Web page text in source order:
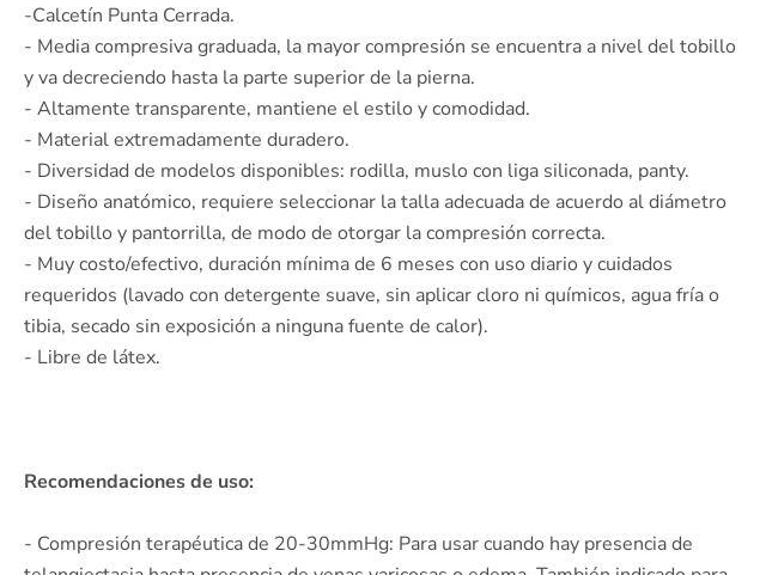
-Calcetín Punta Cerrada.
- Media compresiva graduada, la mayor compresión se encuentra a nivel del tobillo
y va decreciendo hasta la parte superior de la pierna.
- Altamente transparente, mantiene el estilo y comodidad.
- Material extremadamente duradero.
- Diversidad de modelos disponibles: rodilla, muslo con liga siliconada, panty.
- Diseño anatómico, requiere seleccionar la talla adecuada de acuerdo al diámetro
del tobillo y pantorrilla, de modo de otorgar la compresión correcta.
- Muy costo/efectivo, duración mínima de 6 meses con uso diario y cuidados
requeridos (lavado con detergente suave, sin aplicar cloro ni químicos, agua fría o
tibia, secado sin exposición a ninguna fuente de calor).
- Libre de látex.
Recomendaciones de uso:
- Compresión terapéutica de 20-30mmHg: Para usar cuando hay presencia de